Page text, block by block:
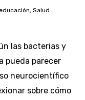
, Salud
las bacterias y
pueda parecer
neurocientífico
sobre cómo